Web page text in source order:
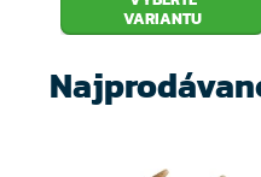
Hlava bez olova
Koncept očka
VARIANTU